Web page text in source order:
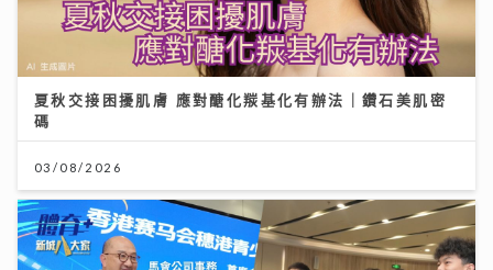
夏秋交接困擾肌膚 應對醣化羰基化有辦法｜鑽石美肌密
碼
03/08/2026